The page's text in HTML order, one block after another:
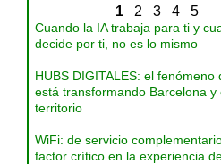
1 2 3 4 5
Cuando la IA trabaja para ti y
decide por ti, no es lo mismo
HUBS DIGITALES: el fenómeno
está transformando Barcelona y
territorio
WiFi: de servicio
factor crítico en la experiencia